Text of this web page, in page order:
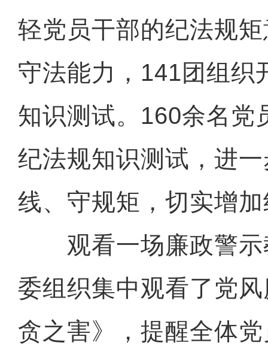
轻党员干部的纪法规
守法能力，141团组织
知识测试。160余名党
纪法规知识测试，进
线、守规矩，切实增
观看一场廉政警示
委组织集中观看了党
贪之害》，提醒全体